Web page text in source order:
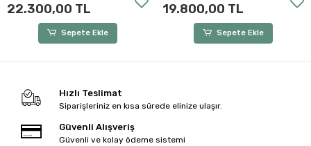
22.300,00 TL
Sepete Ekle
19.800,00 TL
Sepete Ekle
Hızlı Teslimat
Siparişleriniz en kısa sürede elinize ulaşır.
Güvenli Alışveriş
Güvenli ve kolay ödeme sistemi